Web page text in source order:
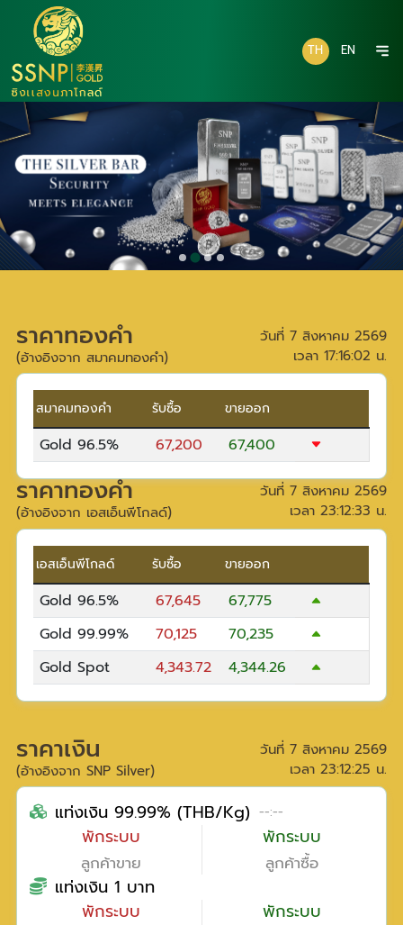
TH EN
ราคาทองคำ
(อ้างอิงจาก สมาคมทองคำ)
วันที่ 7 สิงหาคม 2569
เวลา 17:16:02 น.
สมาคมทองคำ รับซื้อ ขายออก
Gold 96.5% 67,200 67,400
ราคาทองคำ
(อ้างอิงจาก เอสเอ็นพีโกลด์)
วันที่ 7 สิงหาคม 2569
เวลา 23:12:33 น.
เอสเอ็นพีโกลด์ รับซื้อ ขายออก
Gold 96.5% 67,645
67,775
Gold 99.99%
70,125
70,235
Gold Spot
4,343.72 4,344.26
ราคาเงิน
(อ้างอิงจาก SNP Silver)
วันที่ 7 สิงหาคม 2569
เวลา 23:12:25 น.
แท่งเงิน 99.99% (THB/Kg) --:--
พักระบบ
ลูกค้าขาย
พักระบบ
ลูกค้าซื้อ
แท่งเงิน 1 บาท
พักระบบ
พักระบบ